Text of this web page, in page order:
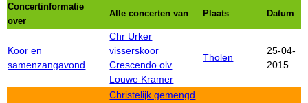
Concertinformatie
over
Alle concerten van Plaats Datum
Koor en
samenzangavond
Chr Urker
visserskoor
Crescendo olv
Louwe Kramer
Tholen
25-04-
2015
Christelijk gemengd